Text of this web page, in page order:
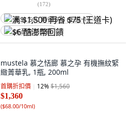
(172)
满 $1,500 再省 $75 (王道卡)
$6 酷澎幣回饋
mustela 慕之恬廊 慕之孕 有機撫紋緊
緻菁華乳, 1瓶, 200ml
首購折扣價 12%$1,560
$1,360
($68.00/10ml)